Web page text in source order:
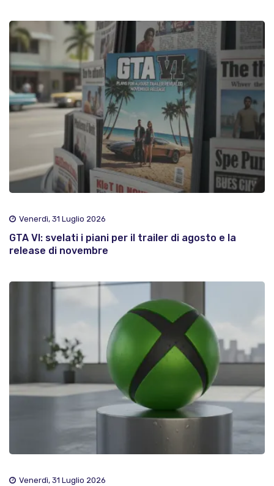
Venerdì, 31 Luglio 2026
GTA VI: svelati i piani per il trailer di agosto e la
release di novembre
Venerdì, 31 Luglio 2026